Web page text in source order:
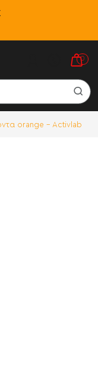
0
orange - Activlab